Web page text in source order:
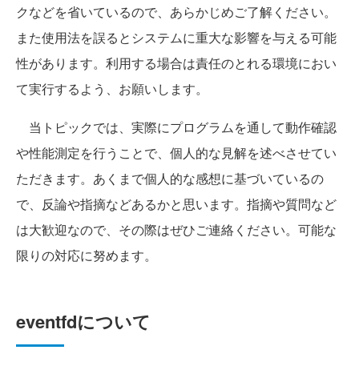
クなどを省いているので、あらかじめご了解ください。
また使用法を誤るとシステムに重大な影響を与える可能
性があります。利用する場合は責任のとれる環境におい
て実行するよう、お願いします。
当トピックでは、実際にプログラムを通して動作確認
や性能測定を行うことで、個人的な見解を述べさせてい
ただきます。あくまで個人的な感想に基づいているの
で、反論や指摘などあるかと思います。指摘や質問など
は大歓迎なので、その際はぜひご連絡ください。可能な
限りの対応に努めます。
eventfdについて